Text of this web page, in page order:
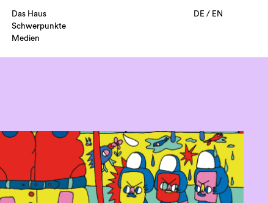
Das Haus
Schwerpunkte
Medien
DE/ EN